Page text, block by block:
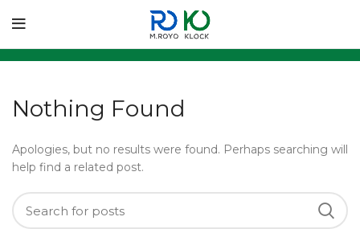
Nothing Found
Apologies, but no results were found. Perhaps searching will
help find a related post.